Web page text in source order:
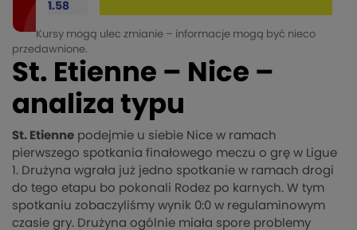
1.58
Kursy mogą ulec zmianie – informacje mogą być nieco
przedawnione.
St. Etienne – Nice –
analiza typu
St. Etienne podejmie u siebie Nice w ramach
pierwszego spotkania finałowego meczu o grę w Ligue
1. Drużyna wgrała już jedno spotkanie w ramach drogi
do tego etapu bo pokonali Rodez po karnych. W tym
spotkaniu zobaczyliśmy wynik 0:0 w regulaminowym
czasie gry. Drużyna ogólnie miała spore problemy